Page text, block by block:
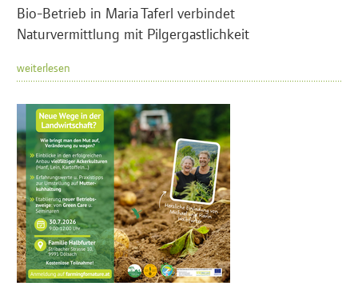
Bio-Betrieb in Maria Taferl verbindet
Naturvermittlung mit Pilgergastlichkeit
weiterlesen